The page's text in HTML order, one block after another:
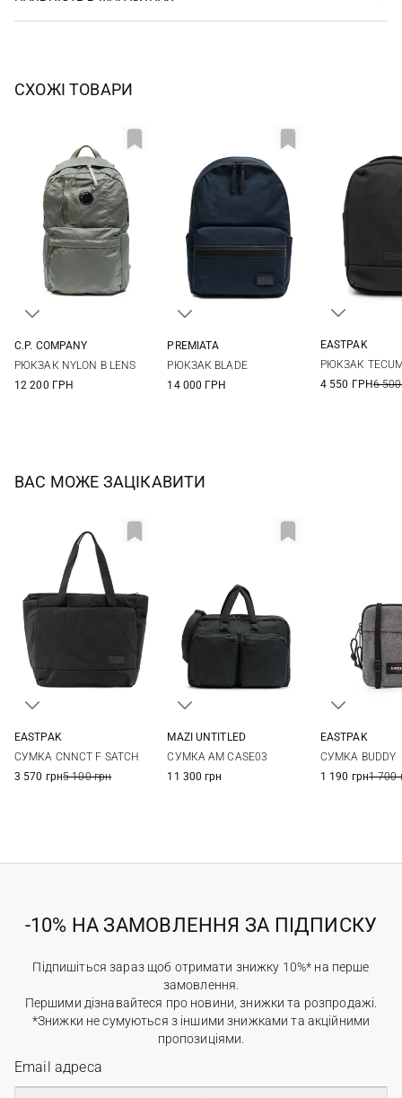
СХОЖІ ТОВАРИ
C.P. COMPANY
РЮКЗАК NYLON B LENS
12 200 ГРН
PREMIATA
РЮКЗАК BLADE
14 000 ГРН
EASTPAK
РЮКЗАК
4 550 ГРН6
ВАС МОЖЕ ЗАЦІКАВИТИ
EASTPAK
СУМКА CNNCT F SATCH
3 570 грн5 100 грн
MAZI UNTITLED
СУМКА AM CASE03
11 300 грн
EASTPAK
СУМКА BUDDY
1 190 грн1 700
-10% НА ЗАМОВЛЕННЯ ЗА ПІДПИСКУ
Підпишіться зараз щоб отримати знижку 10%* на перше
замовлення.
Першими дізнавайтеся про новини, знижки та розпродажі.
*Знижки не сумуються з іншими знижками та акційними
пропозиціями.